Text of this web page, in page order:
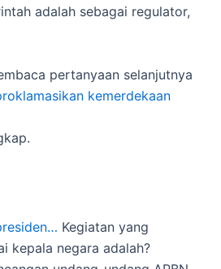
adalah sebagai regulator,
pertanyaan selanjutnya
kemerdekaan
Kegiatan yang
kepala negara adalah?